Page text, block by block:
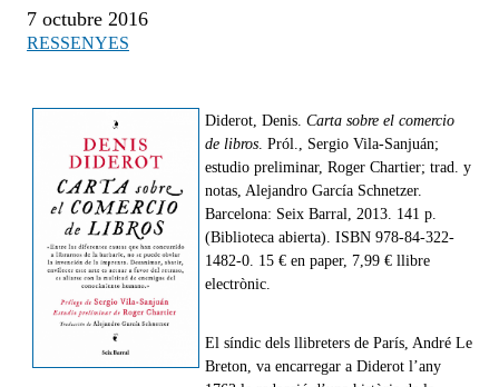
7 octubre 2016
RESSENYES
Diderot, Denis. Carta sobre el comercio
de libros . Pról., Sergio Vila-Sanjuán;
estudio preliminar, Roger Chartier; trad. y
notas, Alejandro García Schnetzer.
Barcelona: Seix Barral, 2013. 141 p.
(Biblioteca abierta). ISBN 978-84-322-
1482-0. 15 € en paper, 7,99 € llibre
electrònic.
El síndic dels llibreters de París, André Le
Breton, va encarregar a Diderot l’any